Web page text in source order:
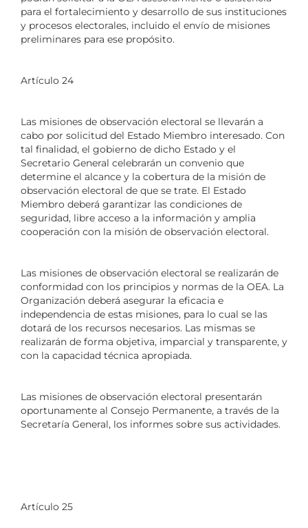
para el fortalecimiento y desarrollo de sus instituciones
y procesos electorales, incluido el envío de misiones
preliminares para ese propósito.
Artículo 24
Las misiones de observación electoral se llevarán a
cabo por solicitud del Estado Miembro interesado. Con
tal finalidad, el gobierno de dicho Estado y el
Secretario General celebrarán un convenio que
determine el alcance y la cobertura de la misión de
observación electoral de que se trate. El Estado
Miembro deberá garantizar las condiciones de
seguridad, libre acceso a la información y amplia
cooperación con la misión de observación electoral.
Las misiones de observación electoral se realizarán de
conformidad con los principios y normas de la OEA. La
Organización deberá asegurar la eficacia e
independencia de estas misiones, para lo cual se las
dotará de los recursos necesarios. Las mismas se
realizarán de forma objetiva, imparcial y transparente, y
con la capacidad técnica apropiada.
Las misiones de observación electoral presentarán
oportunamente al Consejo Permanente, a través de la
Secretaría General, los informes sobre sus actividades.
Artículo 25